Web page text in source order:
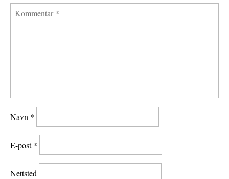
Navn *
E-post*
Nettsted